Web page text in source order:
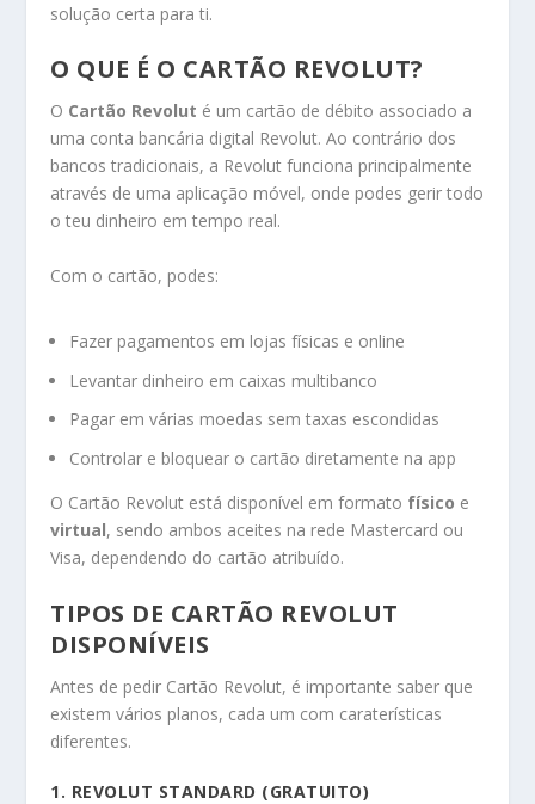
solução certa para ti.
O QUE É O CARTÃO REVOLUT?
O Cartão Revolut é um cartão de débito associado a
uma conta bancária digital Revolut. Ao contrário dos
bancos tradicionais, a Revolut funciona principalmente
através de uma aplicação móvel, onde podes gerir todo
o teu dinheiro em tempo real.
Com o cartão, podes:
Fazer pagamentos em lojas físicas e online
Levantar dinheiro em caixas multibanco
Pagar em várias moedas sem taxas escondidas
Controlar e bloquear o cartão diretamente na app
O Cartão Revolut está disponível em formato físico e
virtual, sendo ambos aceites na rede Mastercard ou
Visa, dependendo do cartão atribuído.
TIPOS DE CARTÃO REVOLUT
DISPONÍVEIS
Antes de pedir Cartão Revolut, é importante saber que
existem vários planos, cada um com caraterísticas
diferentes.
1. REVOLUT STANDARD (GRATUITO)